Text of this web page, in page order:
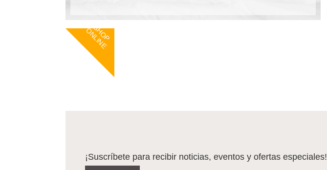
S
H
O
P
O
N
L
I
N
E
¡Suscríbete para recibir noticias, eventos y ofertas especiales!